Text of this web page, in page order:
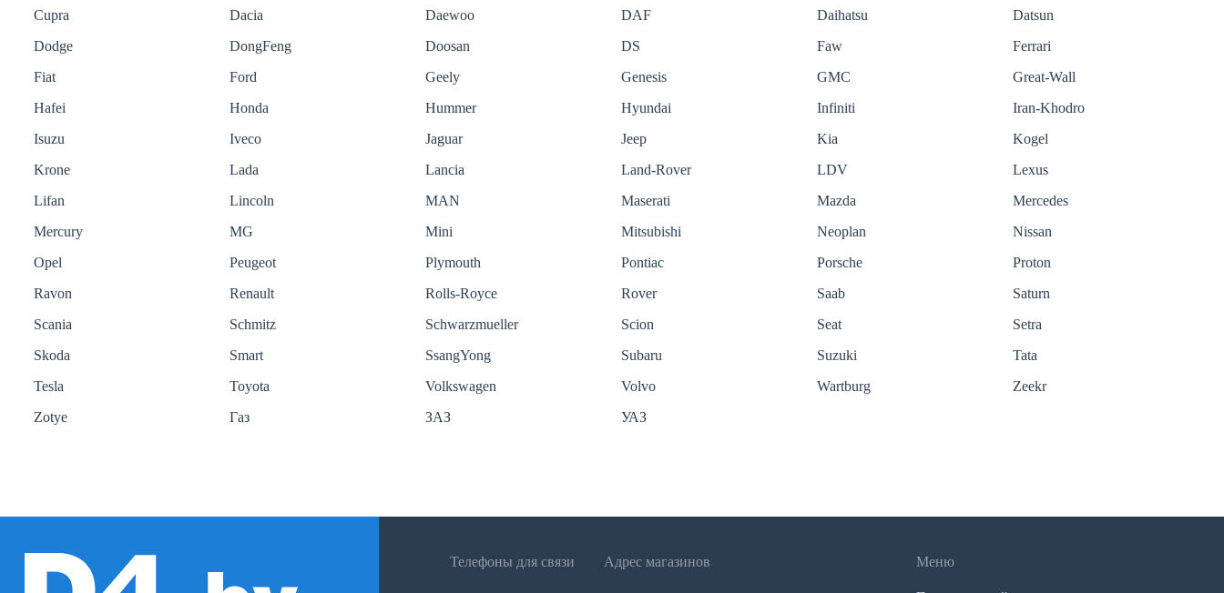
Cupra
Dacia Daewoo DAF Daihatsu
Datsun
Dodge
DongFeng Doosan DS Faw
Ferrari
Fiat
Ford Geely Genesis GMC
Great-Wall
Hafei
Honda Hummer Hyundai Infiniti
Iran-Khodro
Isuzu
Iveco Jaguar Jeep Kia
Kogel
Krone
Lada Lancia Land-Rover LDV
Lexus
Lifan
Lincoln MAN Maserati Mazda
Mercedes
Mercury
MG Mini Mitsubishi Neoplan
Nissan
Opel
Peugeot Plymouth Pontiac Porsche
Proton
Ravon
Renault Rolls-Royce Rover Saab
Saturn
Scania
Schmitz Schwarzmueller Scion Seat
Setra
Skoda
Smart SsangYong Subaru Suzuki
Tata
Tesla
Toyota Volkswagen Volvo Wartburg
Zeekr
Zotye
Газ ЗАЗ УАЗ
Телефоны для связи Адрес магазинов Меню